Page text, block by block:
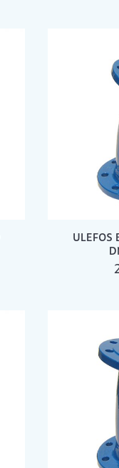
ULEFOS